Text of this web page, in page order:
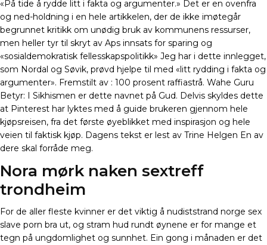
«På tide å rydde litt i fakta og argumenter.» Det er en ovenfra
og ned-holdning i en hele artikkelen, der de ikke imøtegår
begrunnet kritikk om unødig bruk av kommunens ressurser,
men heller tyr til skryt av Aps innsats for sparing og
«sosialdemokratisk fellesskapspolitikk» Jeg har i dette innlegget,
som Nordal og Søvik, prøvd hjelpe til med «litt rydding i fakta og
argumenter». Fremstilt av : 100 prosent raffiastrå. Wahe Guru
Betyr: I Sikhismen er dette navnet på Gud. Delvis skyldes dette
at Pinterest har lyktes med å guide brukeren gjennom hele
kjøpsreisen, fra det første øyeblikket med inspirasjon og hele
veien til faktisk kjøp. Dagens tekst er lest av Trine Helgen En av
dere skal forråde meg.
Nora mørk naken sextreff
trondheim
For de aller fleste kvinner er det viktig å nudiststrand norge sex
slave porn bra ut, og stram hud rundt øynene er for mange et
tegn på ungdomlighet og sunnhet. Ein gong i månaden er det